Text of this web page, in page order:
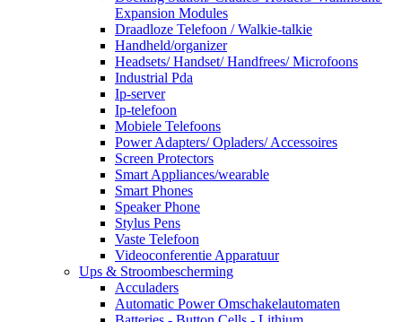
Expansion Modules
Draadloze Telefoon / Walkie-talkie
Handheld/organizer
Headsets/ Handset/ Handfrees/ Microfoons
Industrial Pda
Ip-server
Ip-telefoon
Mobiele Telefoons
Power Adapters/ Opladers/ Accessoires
Screen Protectors
Smart Appliances/wearable
Smart Phones
Speaker Phone
Stylus Pens
Vaste Telefoon
Videoconferentie Apparatuur
Ups & Stroombescherming
Acculaders
Automatic Power Omschakelautomaten